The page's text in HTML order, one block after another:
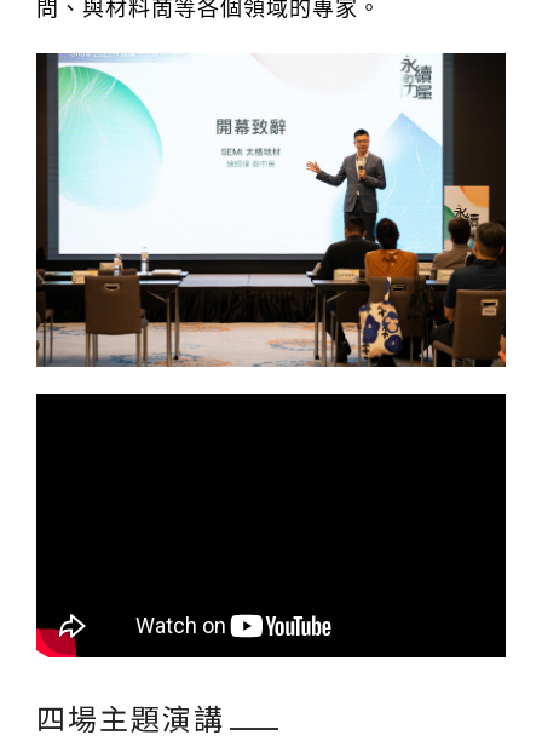
問、與材料啇等各個領域的專家。
四場主題演講